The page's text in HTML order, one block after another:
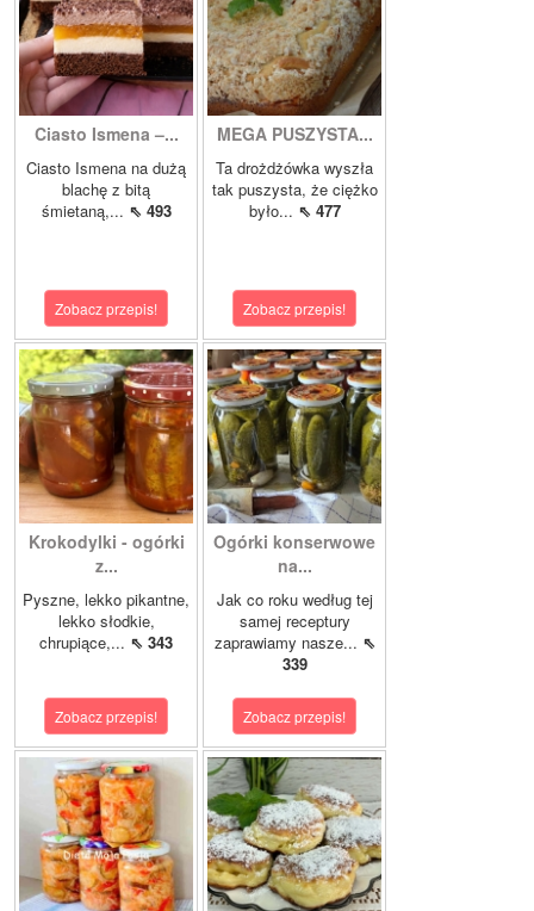
Ciasto Ismena –...
Ciasto Ismena na dużą
blachę z bitą
śmietaną,... ⇖ 493
Zobacz przepis!
MEGA PUSZYSTA...
Ta drożdżówka wyszła
tak puszysta, że ciężko
było... ⇖ 477
Zobacz przepis!
Krokodylki - ogórki
z...
Pyszne, lekko pikantne,
lekko słodkie,
chrupiące,... ⇖ 343
Zobacz przepis!
Ogórki konserwowe
na...
Jak co roku według tej
samej receptury
zaprawiamy nasze... ⇖
339
Zobacz przepis!